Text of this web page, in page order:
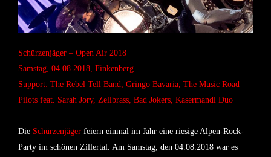
Schürzenjäger – Open Air 2018
Samstag, 04.08.2018, Finkenberg
Support: The Rebel Tell Band, Gringo Bavaria, The Music Road
Pilots feat. Sarah Jory, Zellbrass, Bad Jokers, Kasermandl Duo
Die Schürzenjäger feiern einmal im Jahr eine riesige Alpen-Rock-
Party im schönen Zillertal. Am Samstag, den 04.08.2018 war es